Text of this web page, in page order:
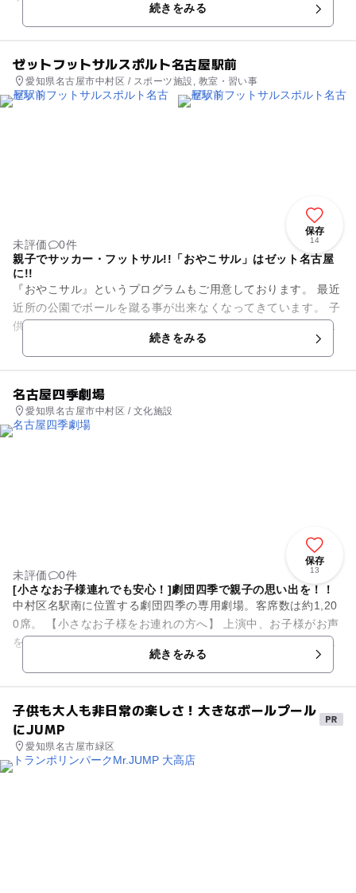
続きをみる
ゼットフットサルスポルト名古屋駅前
愛知県名古屋市中村区 / スポーツ施設, 教室・習い事
保存
14
未評価
0件
親子でサッカー・フットサル!!「おやこサル」はゼット名古屋
に!!
『おやこサル』というプログラムもご用意しております。 最近
近所の公園でボールを蹴る事が出来なくなってきています。 子
供と外で遊びたい、親子でおでかけしたいなどのお悩みを解決
続きをみる
名古屋四季劇場
愛知県名古屋市中村区 / 文化施設
保存
13
未評価
0件
[小さなお子様連れでも安心！]劇団四季で親子の思い出を！！
中村区名駅南に位置する劇団四季の専用劇場。客席数は約1,20
0席。 【小さなお子様をお連れの方へ】 上演中、お子様がお声
をたてられる場合は、ロビーにてお休みいただきますようお願
続きをみる
子供も大人も非日常の楽しさ！大きなボールプール
にJUMP
愛知県名古屋市緑区